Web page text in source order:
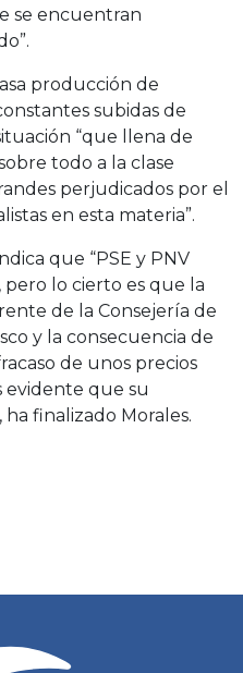
se encuentran
producción de
subidas de
“que llena de
todo a la clase
perjudicados por el
en esta materia”.
que “PSE y PNV
lo cierto es que la
de la Consejería de
y la consecuencia de
de unos precios
evidente que su
ha finalizado Morales.